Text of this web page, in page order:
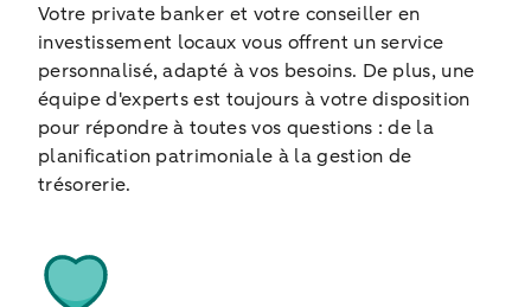
Votre private banker et votre conseiller en
investissement locaux vous offrent un service
personnalisé, adapté à vos besoins. De plus, une
équipe d'experts est toujours à votre disposition
pour répondre à toutes vos questions : de la
planification patrimoniale à la gestion de
trésorerie.